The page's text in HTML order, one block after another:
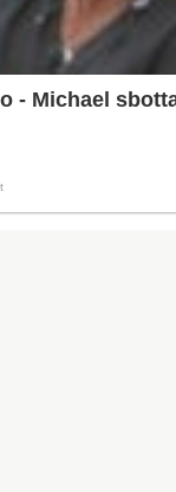
- Michael